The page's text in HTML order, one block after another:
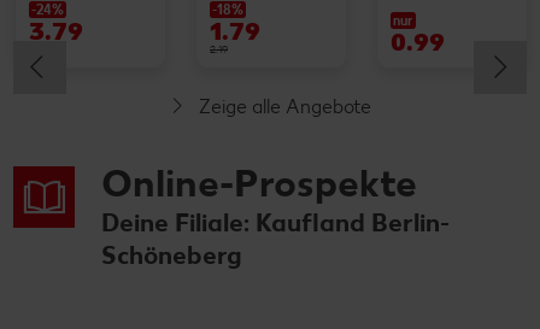
-24%
3.79
-18%
1.79
2.19
nur
0.99
Zeige alle Angebote
Online-Prospekte
Deine Filiale: Kaufland Berlin-
Schöneberg